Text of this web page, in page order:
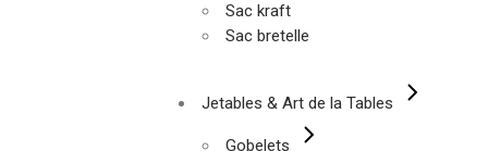
Sac kraft
Sac bretelle
Jetables & Art de la Tables
Gobelets